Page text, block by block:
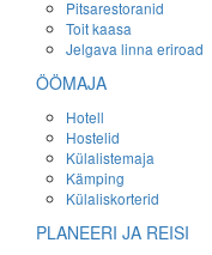
Pitsarestoranid
Toit kaasa
Jelgava linna eriroad
ÖÖMAJA
Hotell
Hostelid
Külalistemaja
Kämping
Külaliskorterid
PLANEERI JA REISI